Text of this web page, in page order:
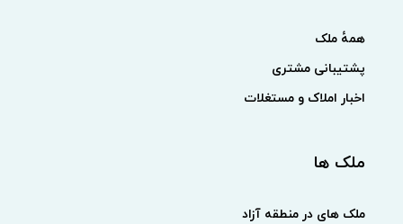
همهٔ ملک
پشتیبانی مشتری
اخبار املاک و مستغلات
ملک ها
ملک های در منطقه آزاد